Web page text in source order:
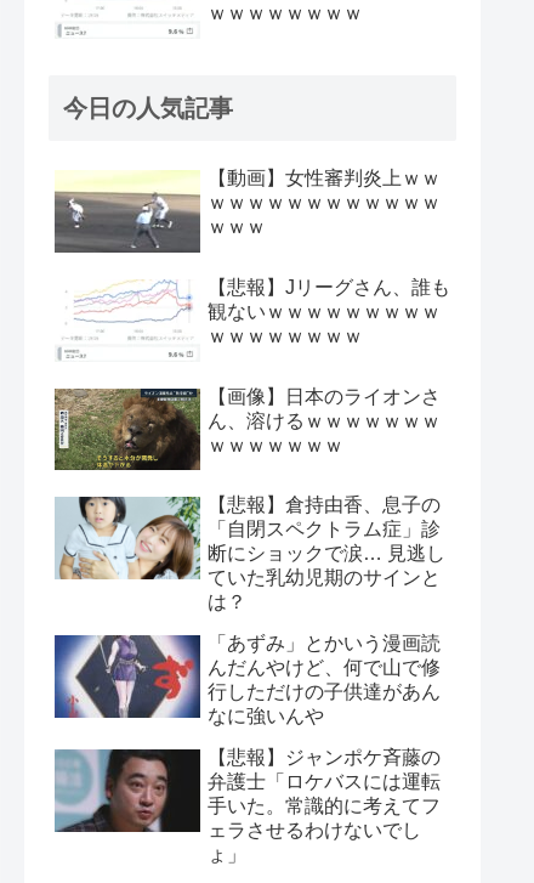
ｗｗｗｗｗｗｗｗ
今日の人気記事
【動画】女性審判炎上ｗｗ
ｗｗｗｗｗｗｗｗｗｗｗｗ
ｗｗｗ
【悲報】Jリーグさん、誰も
観ないｗｗｗｗｗｗｗｗｗ
ｗｗｗｗｗｗｗｗ
【画像】日本のライオンさ
ん、溶けるｗｗｗｗｗｗｗ
ｗｗｗｗｗｗｗ
【悲報】倉持由香、息子の
「自閉スペクトラム症」診
断にショックで涙… 見逃し
ていた乳幼児期のサインと
は？
「あずみ」とかいう漫画読
んだんやけど、何で山で修
行しただけの子供達があん
なに強いんや
【悲報】ジャンポケ斉藤の
弁護士「ロケバスには運転
手いた。常識的に考えてフ
ェラさせるわけないでし
ょ」